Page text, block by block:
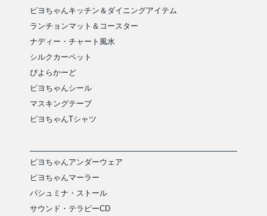
ピヨちゃんキッチン＆ダイニングアイテム
ランチョンマット＆コースター
ナディー・チャート風水
シルクカーペット
ぴよらかーど
ピヨちゃんシール
マスキングテープ
ピヨちゃんTシャツ
ピヨちゃんアンダーウェア
ピヨちゃんマーラー
パシュミナ・ストール
サウンド・テラピーCD